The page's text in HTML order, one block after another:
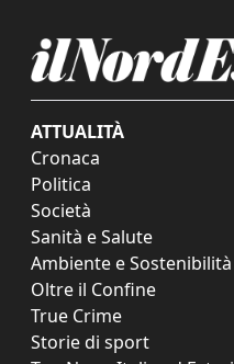
ATTUALITÀ
Cronaca
Politica
Società
Sanità e Salute
Ambiente e Sostenibilità
Oltre il Confine
True Crime
Storie di sport